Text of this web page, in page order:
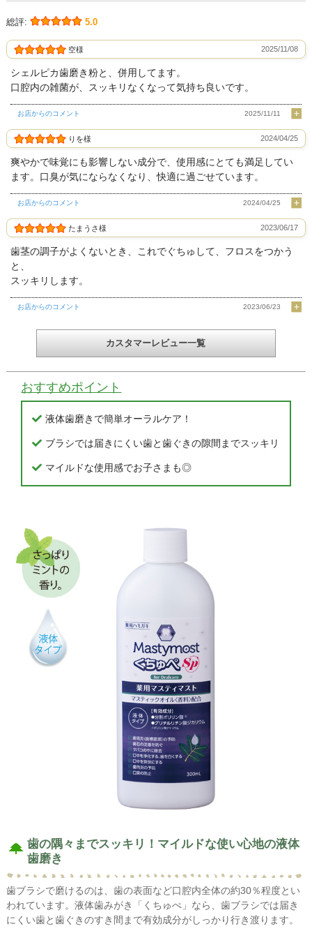
総評: 5.0
空様 2025/11/08
シェルピカ歯磨き粉と、併用してます。
口腔内の雑菌が、スッキリなくなって気持ち良いです。
お店からのコメント 2025/11/11
りを様 2024/04/25
爽やかで味覚にも影響しない成分で、使用感にとても満足してい
ます。口臭が気にならなくなり、快適に過ごせています。
お店からのコメント 2024/04/25
たまうさ様 2023/06/17
歯茎の調子がよくないとき、これでぐちゅして、フロスをつかう
と、
スッキリします。
お店からのコメント 2023/06/23
カスタマーレビュー一覧
おすすめポイント
液体歯磨きで簡単オーラルケア！
ブラシでは届きにくい歯と歯ぐきの隙間までスッキリ
マイルドな使用感でお子さまも◎
歯の隅々までスッキリ！マイルドな使い心地の液体
歯磨き
歯ブラシで磨けるのは、歯の表面など口腔内全体の約30％程度とい
われています。液体歯みがき「くちゅぺ」なら、歯ブラシでは届き
にくい歯と歯ぐきのすき間まで有効成分がしっかり行き渡ります。